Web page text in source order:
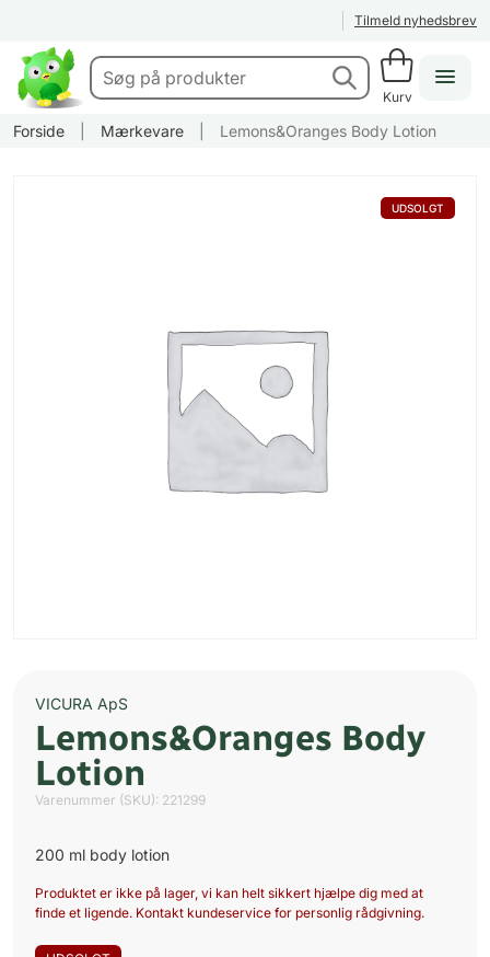
Tilmeld nyhedsbrev
Kurv
Forside Mærkevare Lemons&Oranges Body Lotion
UDSOLGT
VICURA ApS
Lemons&Oranges Body
Lotion
Varenummer (SKU): 221299
200 ml body lotion
Produktet er ikke på lager, vi kan helt sikkert hjælpe dig med at
finde et ligende. Kontakt kundeservice for personlig rådgivning.